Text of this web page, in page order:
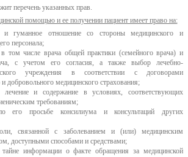
перечень указанных прав.
помощью и ее получении пациент имеет право на:
и гуманное отношение со стороны медицинского и
персонала;
том числе врача общей практики (семейного врача) и
с учетом его согласия, а также выбор лечебно-
учреждения в соответствии с договорами
и добровольного медицинского страхования;
лечение и содержание в условиях, соответствующих
требованиям;
его просьбе консилиума и консультаций других
связанной с заболеванием и (или) медицинским
доступными способами и средствами;
тайне информации о факте обращения за медицинской